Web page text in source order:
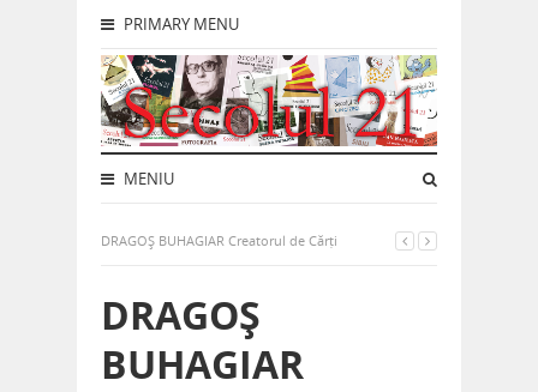
PRIMARY MENU
MENIU
DRAGOȘ BUHAGIAR Creatorul de Cărți
DRAGOȘ
BUHAGIAR